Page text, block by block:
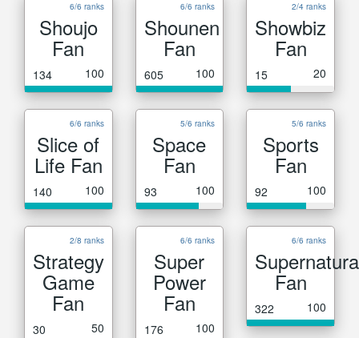
6/6 ranks
Shoujo
Fan
134 100
6/6 ranks
Shounen
Fan
605 100
2/4 ranks
Showbiz
Fan
15 20
6/6 ranks
Slice of
Life Fan
140 100
5/6 ranks
Space
Fan
93 100
5/6 ranks
Sports
Fan
92 100
2/8 ranks
Strategy
Game
Fan
30 50
6/6 ranks
Super
Power
Fan
176 100
6/6 ranks
Fan
322 100